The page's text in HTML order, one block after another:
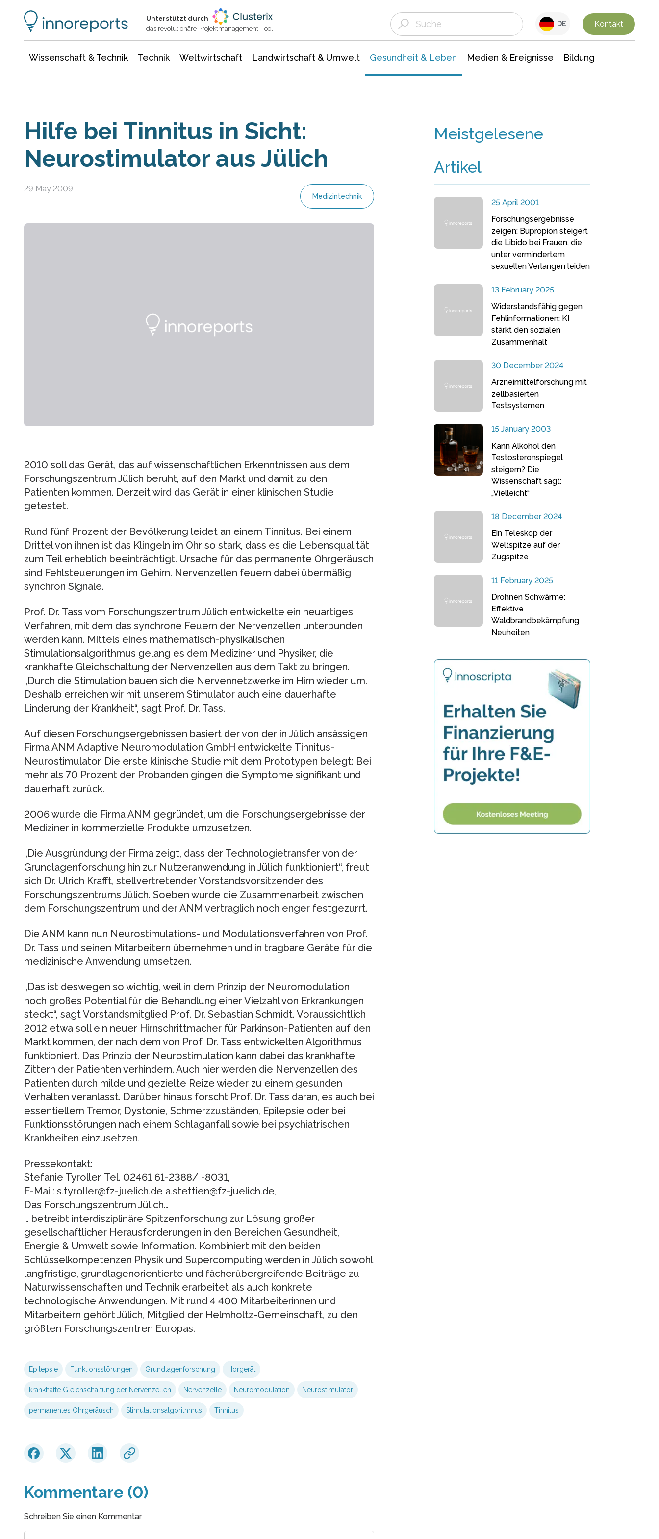
Unterstützt durch
das revolutionäre Projektmanagement-Tool
DE Kontakt
Wissenschaft & Technik Technik Weltwirtschaft Landwirtschaft & Umwelt Gesundheit & Leben Medien & Ereignisse Bildung
Hilfe bei Tinnitus in Sicht:
Neurostimulator aus Jülich
29 May 2009
Medizintechnik
2010 soll das Gerät, das auf wissenschaftlichen Erkenntnissen aus dem
Forschungszentrum Jülich beruht, auf den Markt und damit zu den
Patienten kommen. Derzeit wird das Gerät in einer klinischen Studie
getestet.
Rund fünf Prozent der Bevölkerung leidet an einem Tinnitus. Bei einem
Drittel von ihnen ist das Klingeln im Ohr so stark, dass es die Lebensqualität
zum Teil erheblich beeinträchtigt. Ursache für das permanente Ohrgeräusch
sind Fehlsteuerungen im Gehirn. Nervenzellen feuern dabei übermäßig
synchron Signale.
Prof. Dr. Tass vom Forschungszentrum Jülich entwickelte ein neuartiges
Verfahren, mit dem das synchrone Feuern der Nervenzellen unterbunden
werden kann. Mittels eines mathematisch-physikalischen
Stimulationsalgorithmus gelang es dem Mediziner und Physiker, die
krankhafte Gleichschaltung der Nervenzellen aus dem Takt zu bringen.
„Durch die Stimulation bauen sich die Nervennetzwerke im Hirn wieder um.
Deshalb erreichen wir mit unserem Stimulator auch eine dauerhafte
Linderung der Krankheit“, sagt Prof. Dr. Tass.
Auf diesen Forschungsergebnissen basiert der von der in Jülich ansässigen
Firma ANM Adaptive Neuromodulation GmbH entwickelte Tinnitus-
Neurostimulator. Die erste klinische Studie mit dem Prototypen belegt: Bei
mehr als 70 Prozent der Probanden gingen die Symptome signifikant und
dauerhaft zurück.
2006 wurde die Firma ANM gegründet, um die Forschungsergebnisse der
Mediziner in kommerzielle Produkte umzusetzen.
„Die Ausgründung der Firma zeigt, dass der Technologietransfer von der
Grundlagenforschung hin zur Nutzeranwendung in Jülich funktioniert“, freut
sich Dr. Ulrich Krafft, stellvertretender Vorstandsvorsitzender des
Forschungszentrums Jülich. Soeben wurde die Zusammenarbeit zwischen
dem Forschungszentrum und der ANM vertraglich noch enger festgezurrt.
Die ANM kann nun Neurostimulations- und Modulationsverfahren von Prof.
Dr. Tass und seinen Mitarbeitern übernehmen und in tragbare Geräte für die
medizinische Anwendung umsetzen.
„Das ist deswegen so wichtig, weil in dem Prinzip der Neuromodulation
noch großes Potential für die Behandlung einer Vielzahl von Erkrankungen
steckt“, sagt Vorstandsmitglied Prof. Dr. Sebastian Schmidt. Voraussichtlich
2012 etwa soll ein neuer Hirnschrittmacher für Parkinson-Patienten auf den
Markt kommen, der nach dem von Prof. Dr. Tass entwickelten Algorithmus
funktioniert. Das Prinzip der Neurostimulation kann dabei das krankhafte
Zittern der Patienten verhindern. Auch hier werden die Nervenzellen des
Patienten durch milde und gezielte Reize wieder zu einem gesunden
Verhalten veranlasst. Darüber hinaus forscht Prof. Dr. Tass daran, es auch bei
essentiellem Tremor, Dystonie, Schmerzzuständen, Epilepsie oder bei
Funktionsstörungen nach einem Schlaganfall sowie bei psychiatrischen
Krankheiten einzusetzen.
Pressekontakt:
Stefanie Tyroller, Tel. 02461 61-2388/ -8031,
E-Mail: s.tyroller@fz-juelich.de a.stettien@fz-juelich.de,
Das Forschungszentrum Jülich…
… betreibt interdisziplinäre Spitzenforschung zur Lösung großer
gesellschaftlicher Herausforderungen in den Bereichen Gesundheit,
Energie & Umwelt sowie Information. Kombiniert mit den beiden
Schlüsselkompetenzen Physik und Supercomputing werden in Jülich sowohl
langfristige, grundlagenorientierte und fächerübergreifende Beiträge zu
Naturwissenschaften und Technik erarbeitet als auch konkrete
technologische Anwendungen. Mit rund 4 400 Mitarbeiterinnen und
Mitarbeitern gehört Jülich, Mitglied der Helmholtz-Gemeinschaft, zu den
größten Forschungszentren Europas.
Epilepsie Funktionsstörungen Grundlagenforschung Hörgerät
krankhafte Gleichschaltung der Nervenzellen Nervenzelle Neuromodulation Neurostimulator
permanentes Ohrgeräusch Stimulationsalgorithmus Tinnitus
Kommentare (0)
Schreiben Sie einen Kommentar
Meistgelesene
Artikel
25 April 2001
Forschungsergebnisse
zeigen: Bupropion steigert
die Libido bei Frauen, die
unter vermindertem
sexuellen Verlangen leiden
13 February 2025
Widerstandsfähig gegen
Fehlinformationen: KI
stärkt den sozialen
Zusammenhalt
30 December 2024
Arzneimittelforschung mit
zellbasierten
Testsystemen
15 January 2003
Kann Alkohol den
Testosteronspiegel
steigern? Die
Wissenschaft sagt:
„Vielleicht“
18 December 2024
Ein Teleskop der
Weltspitze auf der
Zugspitze
11 February 2025
Drohnen Schwärme:
Effektive
Waldbrandbekämpfung
Neuheiten